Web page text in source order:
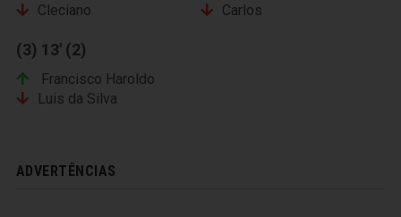
Cleciano
Carlos
(3) 13' (2)
Francisco Haroldo
Luis da Silva
ADVERTÊNCIAS